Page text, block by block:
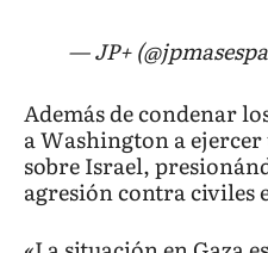
— JP+
Además de condenar
a Washington a
sobre Israel,
agresión contra civiles